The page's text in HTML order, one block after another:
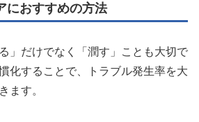
におすすめの方法
」だけでなく「潤す」ことも大切で
化することで、トラブル発生率を大
ます。